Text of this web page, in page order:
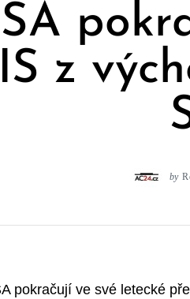
z
by
pokračují ve své letecké